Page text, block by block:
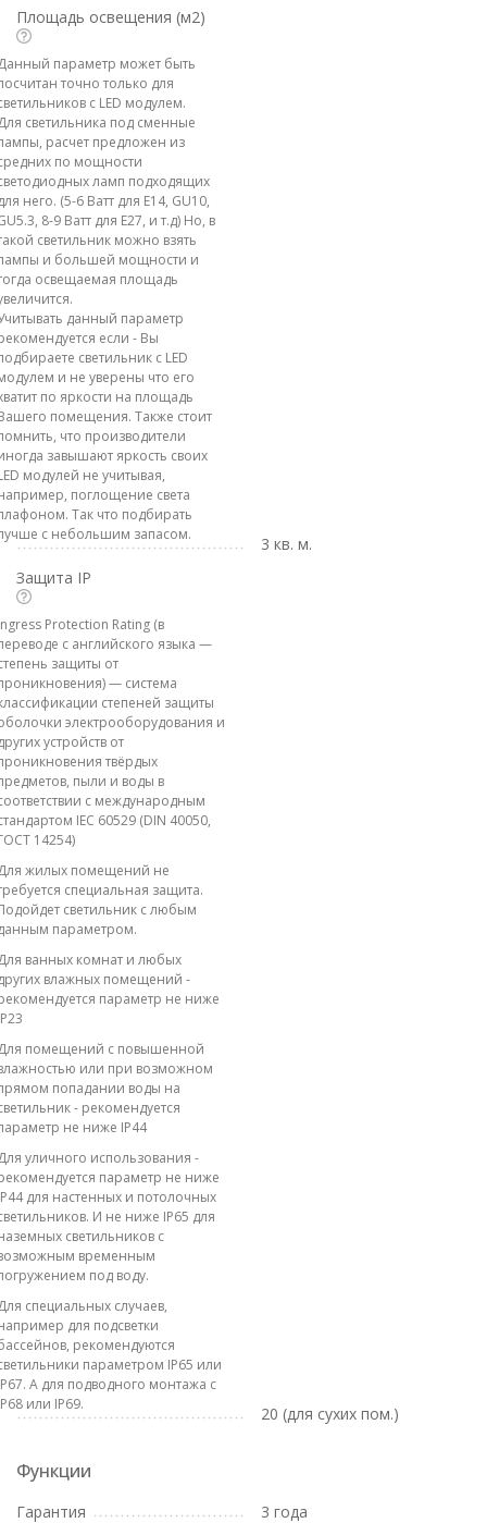
Площадь освещения (м2)
параметр может быть
точно только для
с LED модулем.
светильника под сменные
расчет предложен из
по мощности
ламп подходящих
него. (5-6 Ватт для E14, GU10,
8-9 Ватт для E27, и т.д) Но, в
светильник можно взять
и большей мощности и
освещаемая площадь
данный параметр
если - Вы
светильник с LED
и не уверены что его
по яркости на площадь
помещения. Также стоит
что производители
завышают яркость своих
модулей не учитывая,
поглощение света
Так что подбирать
с небольшим запасом.
3 кв. м.
Защита IP
Protection Rating (в
с английского языка —
защиты от
— система
степеней защиты
электрооборудования и
устройств от
твёрдых
пыли и воды в
с международным
IEC 60529 (DIN 40050,
14254)
жилых помещений не
специальная защита.
светильник с любым
параметром.
ванных комнат и любых
влажных помещений -
параметр не ниже
помещений с повышенной
или при возможном
попадании воды на
- рекомендуется
не ниже IP44
уличного использования -
параметр не ниже
для настенных и потолочных
И не ниже IP65 для
светильников с
временным
под воду.
специальных случаев,
для подсветки
рекомендуются
параметром IP65 или
А для подводного монтажа с
или IP69.
20 (для сухих пом.)
Функции
Гарантия 3 года